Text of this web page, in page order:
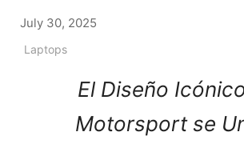
July 30, 2025
Laptops
El Diseño
Motorsport se